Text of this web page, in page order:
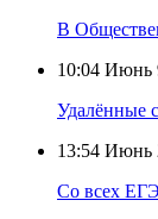
В
10:04 Июнь
Удалённые
13:54 Июнь
Со всех